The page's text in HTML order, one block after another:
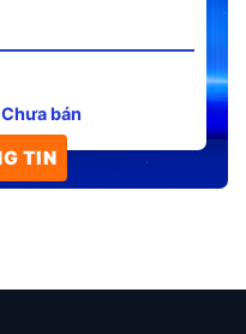
Chưa bán